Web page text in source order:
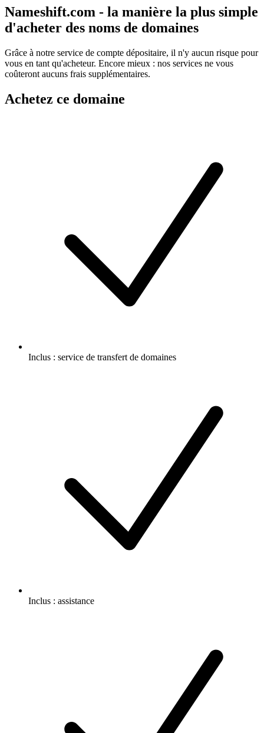
Nameshift.com - la manière la plus simple
d'acheter des noms de domaines
Grâce à notre service de compte dépositaire, il n'y aucun risque pour
vous en tant qu'acheteur. Encore mieux : nos services ne vous
coûteront aucuns frais supplémentaires.
Achetez ce domaine
Inclus : service de transfert de domaines
Inclus : assistance